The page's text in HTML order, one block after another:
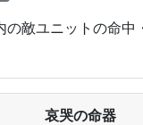
の敵ユニットの命中
哀哭の命器